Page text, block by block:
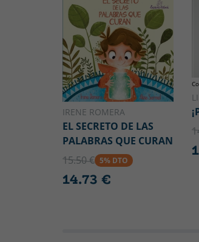
IRENE ROMERA
EL SECRETO DE LAS
PALABRAS QUE CURAN
15.50 € 5% DTO
14.73 €